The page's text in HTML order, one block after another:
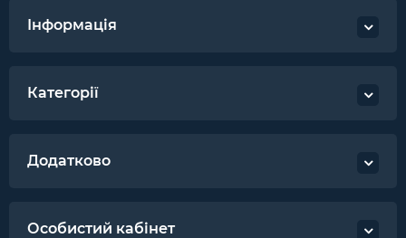
Інформація
Категорії
Додатково
Особистий кабінет